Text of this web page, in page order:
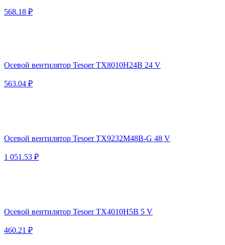
568.18 ₽
Осевой вентилятор Tesoer TX8010H24B 24 V
563.04 ₽
Осевой вентилятор Tesoer TX9232M48B-G 48 V
1 051.53 ₽
Осевой вентилятор Tesoer TX4010H5B 5 V
460.21 ₽